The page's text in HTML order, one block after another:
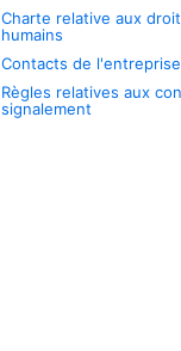
Charte relative aux
humains
Contacts de l'entreprise
Règles relatives aux
signalement